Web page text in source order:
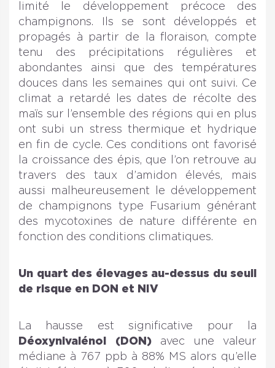
limité le développement précoce des
champignons. Ils se sont développés et
propagés à partir de la floraison, compte
tenu des précipitations régulières et
abondantes ainsi que des températures
douces dans les semaines qui ont suivi. Ce
climat a retardé les dates de récolte des
maïs sur l’ensemble des régions qui en plus
ont subi un stress thermique et hydrique
en fin de cycle. Ces conditions ont favorisé
la croissance des épis, que l’on retrouve au
travers des taux d’amidon élevés, mais
aussi malheureusement le développement
de champignons type Fusarium générant
des mycotoxines de nature différente en
fonction des conditions climatiques.
Un quart des élevages au-dessus du seuil
de risque en DON et NIV
La hausse est significative pour la
Déoxynivalénol (DON)avec une valeur
médiane à 767 ppb à 88% MS alors qu’elle